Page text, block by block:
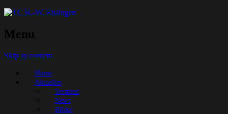
Menu
Skip to content
Home
Aktuelles
Termine
News
Bilder